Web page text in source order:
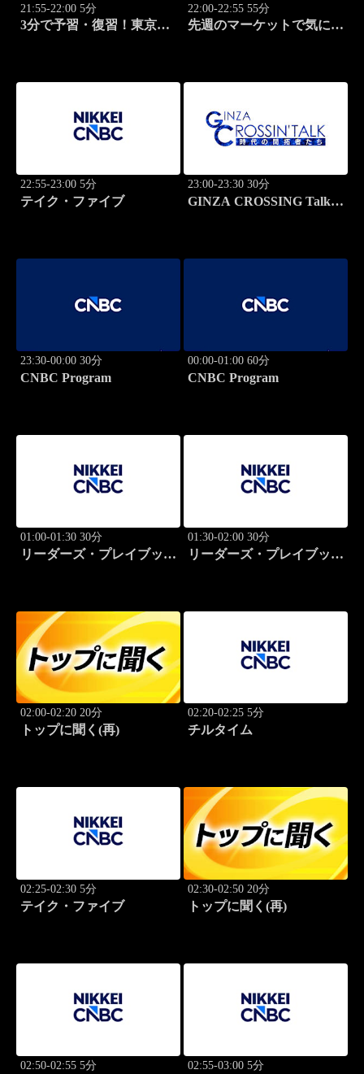
21:55-22:00 5分
3分で予習・復習！東京市
22:00-22:55 55分
先週のマーケットで気にな
22:55-23:00 5分
テイク・ファイブ
23:00-23:30 30分
GINZA CROSSING Talk
23:30-00:00 30分
CNBC Program
00:00-01:00 60分
CNBC Program
01:00-01:30 30分
リーダーズ・プレイブック
01:30-02:00 30分
リーダーズ・プレイブック
02:00-02:20 20分
トップに聞く(再)
02:20-02:25 5分
チルタイム
02:25-02:30 5分
テイク・ファイブ
02:30-02:50 20分
トップに聞く(再)
02:50-02:55 5分 02:55-03:00 5分